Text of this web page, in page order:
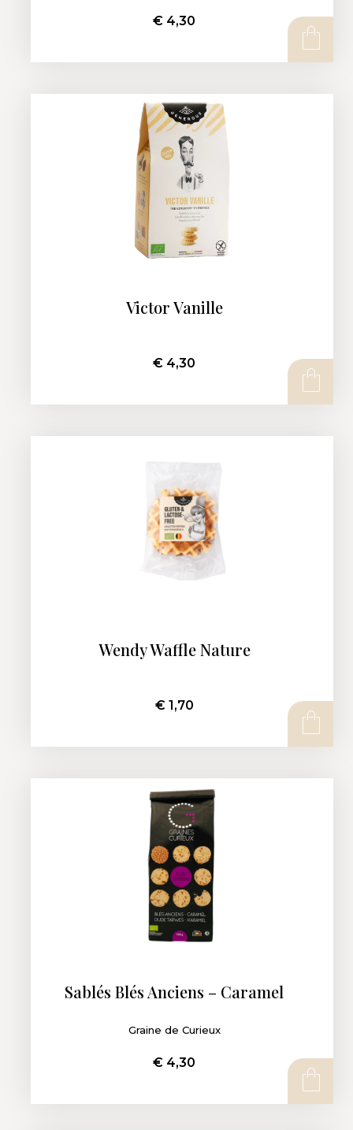
€ 4,30
Victor Vanille
€ 4,30
Wendy Waffle Nature
€1,70
Sablés Blés Anciens – Caramel
Graine de Curieux
€ 4,30